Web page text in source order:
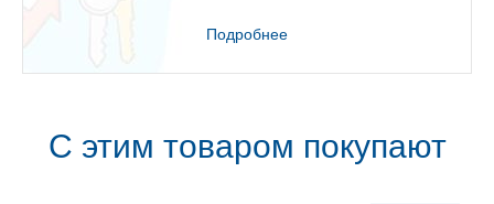
Подробнее
С этим товаром покупают